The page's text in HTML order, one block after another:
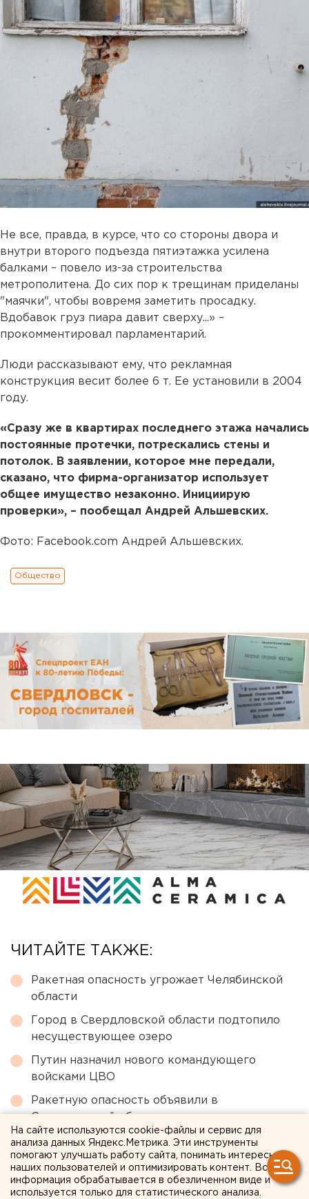
Не все, правда, в курсе, что со стороны двора и
внутри второго подъезда пятиэтажка усилена
балками – повело из-за строительства
метрополитена. До сих пор к трещинам приделаны
"маячки", чтобы вовремя заметить просадку.
Вдобавок груз пиара давит сверху...» –
прокомментировал парламентарий.
Люди рассказывают ему, что рекламная
конструкция весит более 6 т. Ее установили в 2004
году.
«Сразу же в квартирах последнего этажа начались
постоянные протечки, потрескались стены и
потолок. В заявлении, которое мне передали,
сказано, что фирма-организатор использует
общее имущество незаконно. Инициирую
проверки», – пообещал Андрей Альшевских.
Фото: Facebook.com Андрей Альшевских.
Общество
ЧИТАЙТЕ ТАКЖЕ:
Ракетная опасность угрожает Челябинской
области
Город в Свердловской области подтопило
несуществующее озеро
Путин назначил нового командующего
войсками ЦВО
Ракетную опасность объявили в
Свердловской области
Под Екатеринбургом диверсанты взорвали
создателя дрона «Упырь»
На сайте используются cookie-файлы и сервис для
анализа данных Яндекс.Метрика. Эти инструменты
помогают улучшать работу сайта, понимать интересы
наших пользователей и оптимизировать контент. Вся
информация обрабатывается в обезличенном виде и
используется только для статистического анализа.